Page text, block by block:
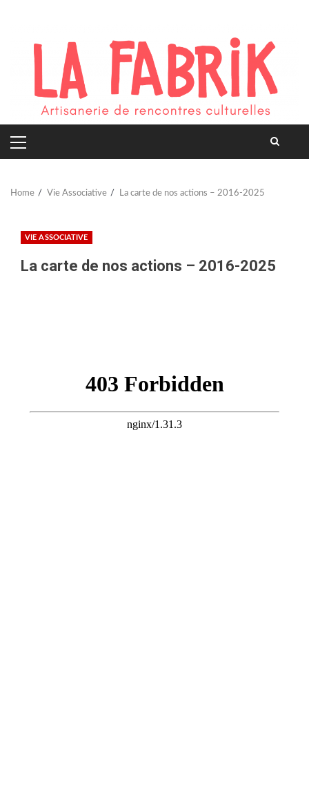
PRIMARY
MENU
Home Vie Associative La carte de nos actions – 2016-2025
VIE ASSOCIATIVE
La carte de nos actions – 2016-2025